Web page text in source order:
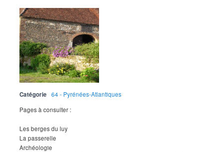
Catégorie
64 - Pyrénées-Atlantiques
Pages à consulter :
Les berges du luy
La passerelle
Archéologie